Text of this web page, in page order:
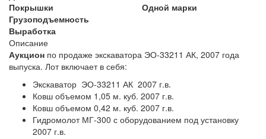
Покрышки
Одной марки
Грузоподъемность
Выработка
Описание
Аукцион по продаже экскаватора ЭО-33211 АК, 2007 года
выпуска. Лот включает в себя:
Экскаватор ЭО-33211 АК 2007 г.в.
Ковш объемом 1,05 м. куб. 2007 г.в.
Ковш объемом 0,42 м. куб. 2007 г.в.
Гидромолот МГ-300 с оборудованием под установку
2007 г.в.